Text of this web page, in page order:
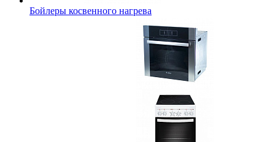
Бойлеры косвенного нагрева